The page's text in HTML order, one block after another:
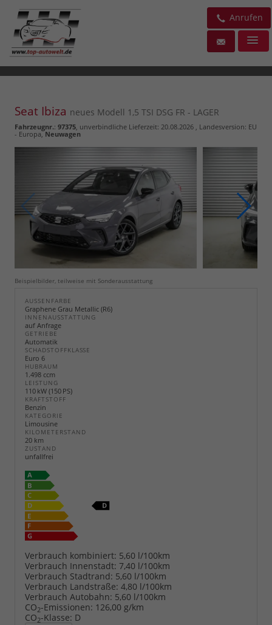
Anrufen
Seat Ibiza neues Modell 1,5 TSI DSG FR - LAGER
Fahrzeugnr.: 97375 , unverbindliche Lieferzeit: 20.08.2026 , Landesversion: EU
- Europa,Neuwagen
Beispielbilder, teilweise mit Sonderausstattung
AUSSENFARBE
Graphene Grau Metallic (R6)
INNENAUSSTATTUNG
auf Anfrage
GETRIEBE
Automatik
SCHADSTOFFKLASSE
Euro 6
HUBRAUM
1.498 ccm
LEISTUNG
110 kW (150 PS)
KRAFTSTOFF
Benzin
KATEGORIE
Limousine
KILOMETERSTAND
20 km
ZUSTAND
unfallfrei
Verbrauch kombiniert: 5,60 l/100km
Verbrauch Innenstadt: 7,40 l/100km
Verbrauch Stadtrand: 5,60 l/100km
Verbrauch Landstraße: 4,80 l/100km
Verbrauch Autobahn: 5,60 l/100km
CO2-Emissionen: 126,00 g/km
CO2-Klasse: D